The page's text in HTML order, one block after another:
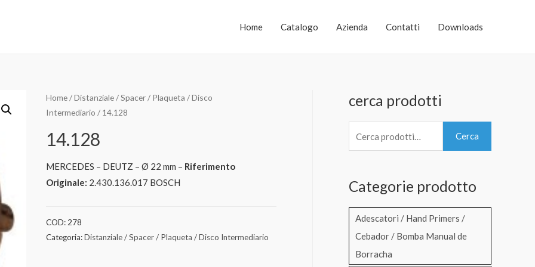
Home Catalogo Azienda Contatti Downloads
Home/Distanziale / Spacer / Plaqueta / Disco
Intermediario / 14.128
14.128
MERCEDES – DEUTZ – Ø 22 mm – Riferimento
Originale: 2.430.136.017 BOSCH
COD: 278
Categoria:Distanziale / Spacer / Plaqueta / Disco Intermediario
cerca prodotti
e
c
Cerca
Categorie prodotto
Adescatori / Hand Primers /
Cebador / Bomba Manual de
Borracha